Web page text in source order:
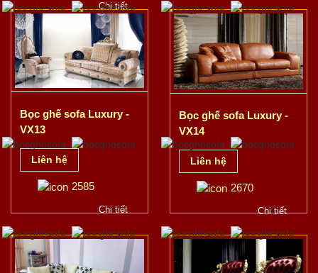
Chi tiết
Bọc ghế sofa Luxury -
VX13
Liên hệ
2585
Chi tiết
Bọc ghế sofa Luxury -
VX14
Liên hệ
2670
Chi tiết